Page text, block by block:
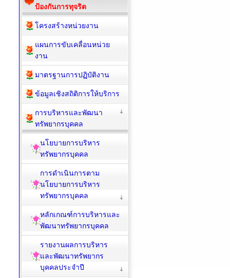
ป้องกันการทุจริต
โครงสร้างหน่วยงาน
แผนการขับเคลื่อนหน่วย
งาน
มาตรฐานการปฏิบัติงาน
ข้อมูลเชิงสถิติการให้บริการ
การบริหารและพัฒนา
ทรัพยากรบุคคล
นโยบายการบริหาร
ทรัพยากรบุคคล
การดำเนินการตาม
นโยบายการบริหาร
ทรัพยากรบุคคล
หลักเกณฑ์การบริหารและ
พัฒนาทรัพยากรบุคคล
รายงานผลการบริหาร
และพัฒนาทรัพยากร
บุคคลประจำปี